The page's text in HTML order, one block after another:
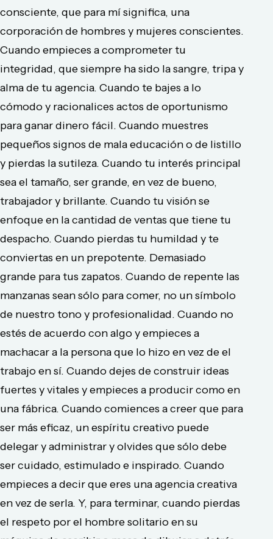
consciente, que para mí significa, una
corporación de hombres y mujeres conscientes.
Cuando empieces a comprometer tu
integridad, que siempre ha sido la sangre, tripa y
alma de tu agencia. Cuando te bajes a lo
cómodo y racionalices actos de oportunismo
para ganar dinero fácil. Cuando muestres
pequeños signos de mala educación o de listillo
y pierdas la sutileza. Cuando tu interés principal
sea el tamaño, ser grande, en vez de bueno,
trabajador y brillante. Cuando tu visión se
enfoque en la cantidad de ventas que tiene tu
despacho. Cuando pierdas tu humildad y te
conviertas en un prepotente. Demasiado
grande para tus zapatos. Cuando de repente las
manzanas sean sólo para comer, no un símbolo
de nuestro tono y profesionalidad. Cuando no
estés de acuerdo con algo y empieces a
machacar a la persona que lo hizo en vez de el
trabajo en sí. Cuando dejes de construir ideas
fuertes y vitales y empieces a producir como en
una fábrica. Cuando comiences a creer que para
ser más eficaz, un espíritu creativo puede
delegar y administrar y olvides que sólo debe
ser cuidado, estimulado e inspirado. Cuando
empieces a decir que eres una agencia creativa
en vez de serla. Y, para terminar, cuando pierdas
el respeto por el hombre solitario en su